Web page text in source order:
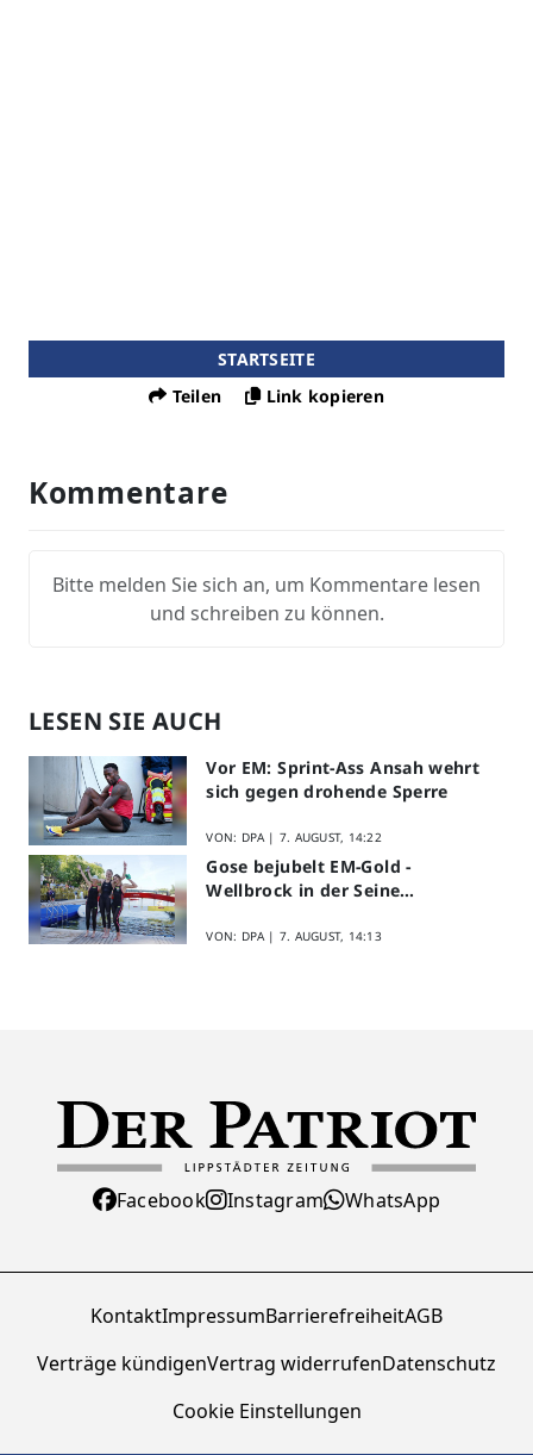
STARTSEITE
Teilen
Link kopieren
Kommentare
Bitte melden Sie sich an, um Kommentare lesen
und schreiben zu können.
LESEN SIE AUCH
Vor EM: Sprint-Ass Ansah wehrt
sich gegen drohende Sperre
VON: DPA | 7. AUGUST, 14:22
Gose bejubelt EM-Gold -
Wellbrock in der Seine
VON: DPA | 7. AUGUST, 14:13
Facebook Instagram WhatsApp
KontaktImpressumBarrierefreiheitAGB
Verträge kündigenVertrag widerrufenDatenschutz
Cookie Einstellungen